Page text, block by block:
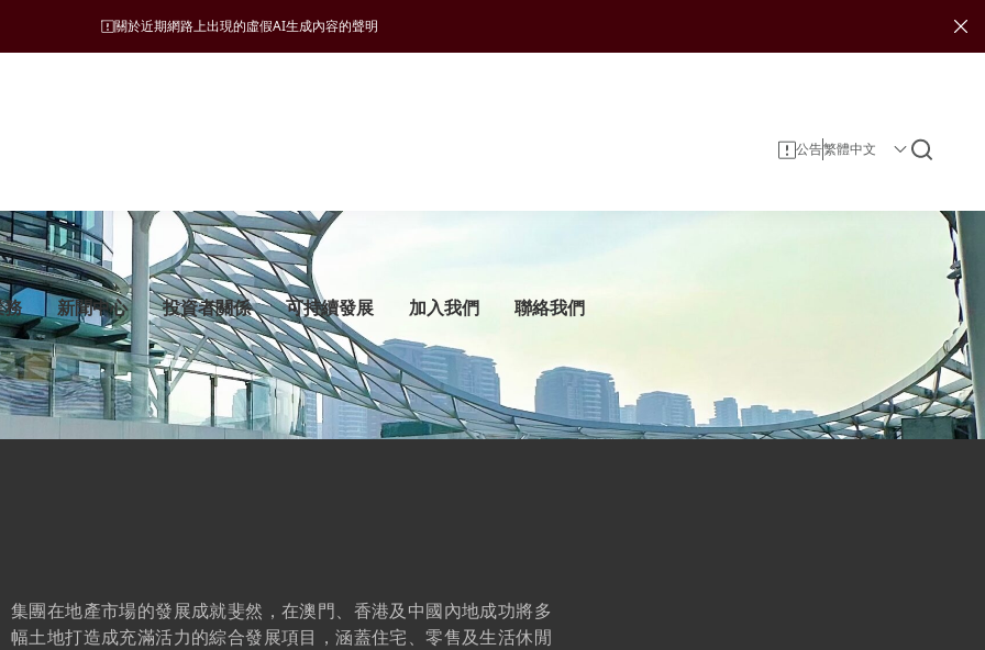
願景、使命和營商宗旨
集團發展里程碑
企業資料
企業管治
旅遊 地產
物業發展
娛樂
新聞中心
新聞稿
投資者關係
監管披露
財務報告
主要財務數據
投資者服務
投資者日誌
股份資料
可持續發展
可持續發展管理 ESG 支柱
自然諧和
集團在地產市場的發展成就斐然，在澳門、香港及中國內地成功將多
幅土地打造成充滿活力的綜合發展項目，涵蓋住宅、零售及生活休閒